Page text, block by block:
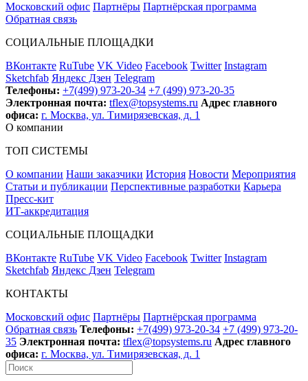
Московский офис Партнёры Партнёрская программа
Обратная связь
СОЦИАЛЬНЫЕ ПЛОЩАДКИ
ВКонтакте RuTube VK Video Facebook Twitter Instagram
Sketchfab Яндекс Дзен Telegram
Телефоны: +7(499) 973-20-34 +7 (499) 973-20-35
Электронная почта: tflex@topsystems.ru Адрес главного
офиса: г. Москва, ул. Тимирязевская, д. 1
О компании
ТОП СИСТЕМЫ
О компании Наши заказчики История Новости Мероприятия
Статьи и публикации Перспективные разработки Карьера
Пресс-кит
ИТ-аккредитация
СОЦИАЛЬНЫЕ ПЛОЩАДКИ
ВКонтакте RuTube VK Video Facebook Twitter Instagram
Sketchfab Яндекс Дзен Telegram
КОНТАКТЫ
Московский офис Партнёры Партнёрская программа
Обратная связь Телефоны: +7(499) 973-20-34 +7 (499) 973-20-
35 Электронная почта: tflex@topsystems.ru Адрес главного
офиса: г. Москва, ул. Тимирязевская, д. 1